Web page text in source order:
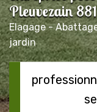
Pleuvezain
Elagage -
jardin